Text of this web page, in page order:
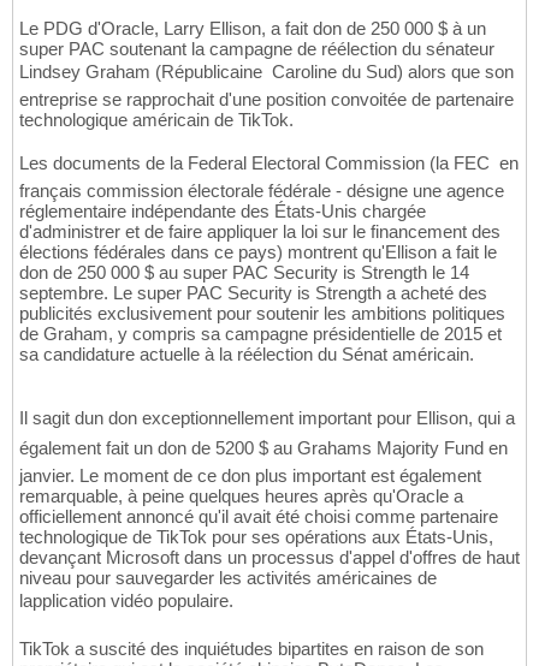
Le PDG d'Oracle, Larry Ellison, a fait don de 250 000 $ à un
super PAC soutenant la campagne de réélection du sénateur
Lindsey Graham (Républicaine  Caroline du Sud) alors que son
entreprise se rapprochait d'une position convoitée de partenaire
technologique américain de TikTok.
Les documents de la Federal Electoral Commission (la FEC  en
français commission électorale fédérale - désigne une agence
réglementaire indépendante des États-Unis chargée
d'administrer et de faire appliquer la loi sur le financement des
élections fédérales dans ce pays) montrent qu'Ellison a fait le
don de 250 000 $ au super PAC Security is Strength le 14
septembre. Le super PAC Security is Strength a acheté des
publicités exclusivement pour soutenir les ambitions politiques
de Graham, y compris sa campagne présidentielle de 2015 et
sa candidature actuelle à la réélection du Sénat américain.
Il sagit dun don exceptionnellement important pour Ellison, qui a
également fait un don de 5200 $ au Grahams Majority Fund en
janvier. Le moment de ce don plus important est également
remarquable, à peine quelques heures après qu'Oracle a
officiellement annoncé qu'il avait été choisi comme partenaire
technologique de TikTok pour ses opérations aux États-Unis,
devançant Microsoft dans un processus d'appel d'offres de haut
niveau pour sauvegarder les activités américaines de
lapplication vidéo populaire.
TikTok a suscité des inquiétudes bipartites en raison de son